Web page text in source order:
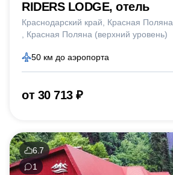
RIDERS LODGE, отель
Краснодарский край
Красная Поляна
Красная Поляна (верхний уровень)
50 км до аэропорта
от 30 713 ₽
6.7
1